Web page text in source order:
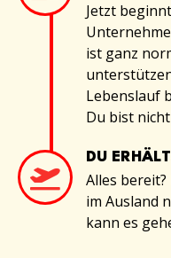
Jetzt
ist ganz
Lebenslauf
Du bist
DU
Alles
im Ausland
kann es